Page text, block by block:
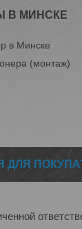
В МИНСКЕ
в Минске
(монтаж)